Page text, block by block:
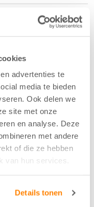
advertenties te
media te bieden
Ook delen we
site met onze
en analyse. Deze
met andere
of die ze hebben
van hun services.
Details tonen